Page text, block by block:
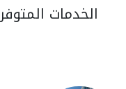
الخدمات